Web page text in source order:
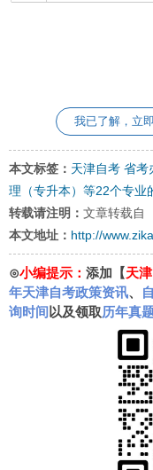
我已了解，立
本文标签： 天津自考 省考
理（专升本）等22个专业
转载请注明： 文章转载自
本文地址： http://
⊙小编提示： 添加【天
年天津自考政策资讯、
询时间 以及领取历年真